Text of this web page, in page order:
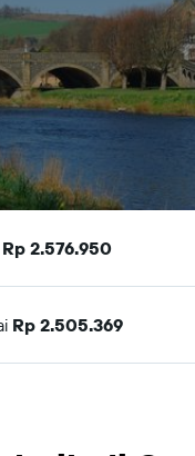
Rp 2.576.950
Rp 2.505.369